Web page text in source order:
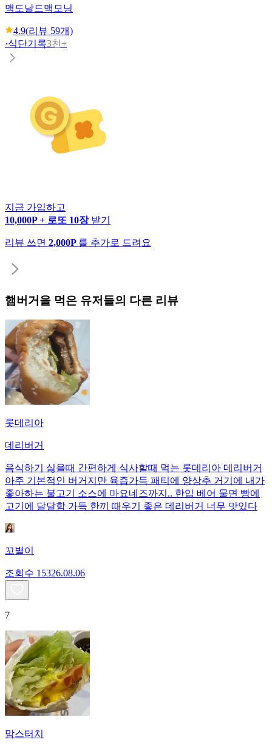
맥도날드맥모닝
4.9(리뷰 59개)
·식단기록3천+
지금 가입하고
10,000P + 로또 10장 받기
리뷰 쓰면 2,000P 를 추가로 드려요
햄버거 을 먹은 유저들의 다른 리뷰
롯데리아
데리버거
음식하기 싫을때 간편하게 식사할때 먹는 롯데리아 데리버거
아주 기본적인 버거지만 육즙가득 패티에 양상추 거기에 내가
좋아하는 불고기 소스에 마요네즈까지.. 한입 베어 물면 빵에
고기에 달달함 가득 한끼 때우기 좋은 데리버거 너무 맛있다
꼬별이
조회수 15326.08.06
7
맘스터치